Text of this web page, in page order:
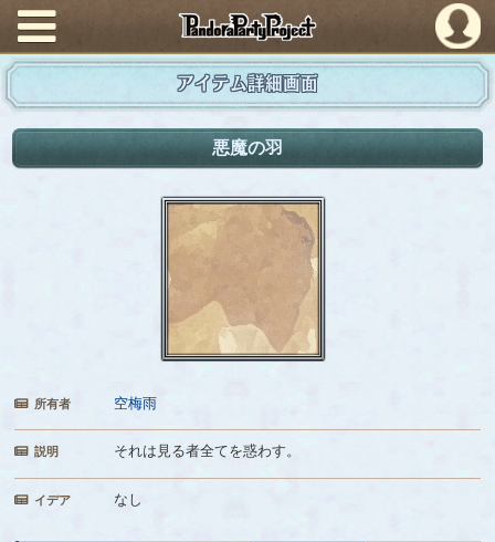
PandoraPartyProject
アイテム詳細画面
悪魔の羽
所有者 空梅雨
説明 それは見る者全てを惑わす。
イデア なし